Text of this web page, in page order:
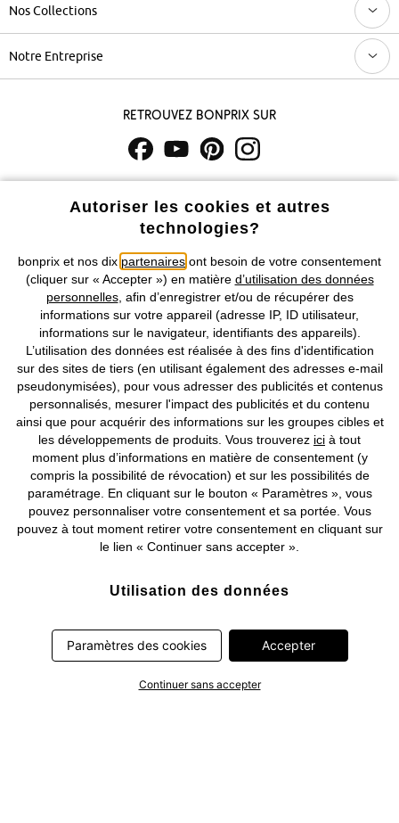
Nos Collections
Notre Entreprise
Retrouvez bonprix sur
Données personnelles Paramètres des cookies
Mentions légales Résilier le contrat
©2026 bonprix.Tous droits réservés.
Deutsch Français
Autoriser les cookies et autres
technologies?
bonprix et nos dix partenaires ont besoin de votre consentement
(cliquer sur « Accepter ») en matière d’utilisation des données
personnelles, afin d’enregistrer et/ou de récupérer des
informations sur votre appareil (adresse IP, ID utilisateur,
informations sur le navigateur, identifiants des appareils).
L’utilisation des données est réalisée à des fins d'identification
sur des sites de tiers (en utilisant également des adresses e-mail
pseudonymisées), pour vous adresser des publicités et contenus
personnalisés, mesurer l'impact des publicités et du contenu
ainsi que pour acquérir des informations sur les groupes cibles et
les développements de produits. Vous trouverez ici à tout
moment plus d’informations en matière de consentement (y
compris la possibilité de révocation) et sur les possibilités de
paramétrage. En cliquant sur le bouton « Paramètres », vous
pouvez personnaliser votre consentement et sa portée. Vous
pouvez à tout moment retirer votre consentement en cliquant sur
le lien « Continuer sans accepter ».
Utilisation des données
extraites de votre appareil (données de suivi) ou les données
que nous avons transmises de manière pseudonyme pour
établissements d’un profil) ou pour le compte de tiers. Dans ce
Paramètres des cookies Accepter
Continuer sans accepter